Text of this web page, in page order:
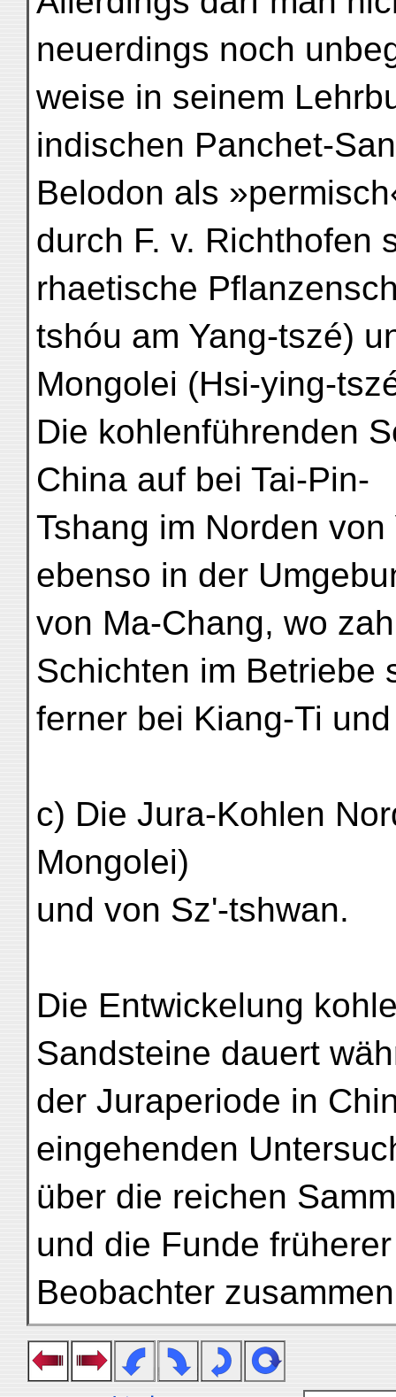
neuerdings noch
weise in seinem
indischen Panchet-
Belodon als
durch F. v. Richthofen
rhaetische
tshóu am Yang-tszé)
Mongolei (Hsi-ying-
Die kohlenführenden
China auf bei Tai-Pin-
Tshang im Norden
ebenso in der
von Ma-Chang, wo
Schichten im Betriebe
ferner bei Kiang-Ti
c) Die Jura-Kohlen
Mongolei)
und von Sz'-tshwan.
Die Entwickelung
Sandsteine dauert
der Juraperiode in
eingehenden
über die reichen
und die Funde früherer
Beobachter